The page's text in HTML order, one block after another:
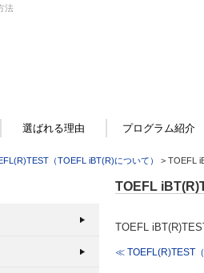
法
選ばれる理由 プログラム紹介
（TOEFL iBT(R)について） > TOEFL
TOEFL
TOEFL
≪ TOEFL(R)TEST